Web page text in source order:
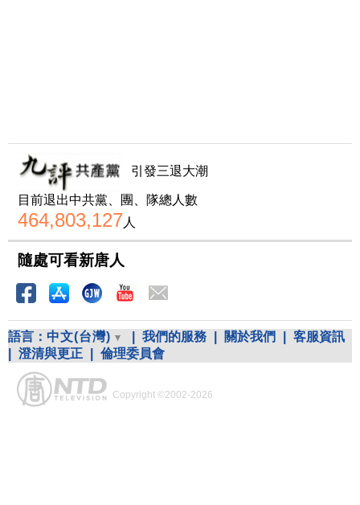
引發三退大潮
目前退出中共黨、團、隊總人數
464,803,127人
隨處可看新唐人
語言： 中文(台灣) 我們的服務 關於我們
客服資訊
澄清與更正 倫理委員會
Copyright ©2002-2026